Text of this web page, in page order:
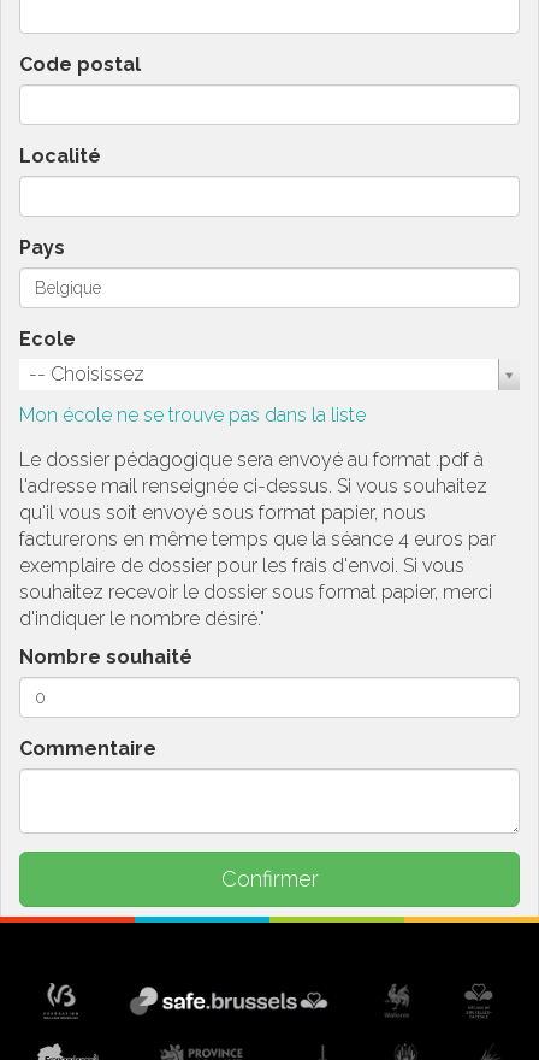
Code postal
Localité
Pays
Ecole
-- Choisissez
Mon école ne se trouve pas dans la liste
Le dossier pédagogique sera envoyé au format .pdf à
l'adresse mail renseignée ci-dessus. Si vous souhaitez
qu'il vous soit envoyé sous format papier, nous
facturerons en même temps que la séance 4 euros par
exemplaire de dossier pour les frais d'envoi. Si vous
souhaitez recevoir le dossier sous format papier, merci
d'indiquer le nombre désiré."
Nombre souhaité
Commentaire
Confirmer